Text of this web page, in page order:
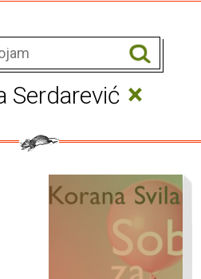
Serdarević ×